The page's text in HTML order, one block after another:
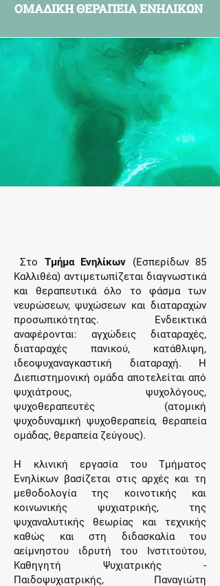
ΟΜΑΔΙΚΗ ΘΕΡΑΠΕΙΑ ΕΝΗΛΙΚΩΝ
Στο Τμήμα Ενηλίκων (Εσπερίδων 85
Καλλιθέα) αντιμετωπίζεται διαγνωστικά
και θεραπευτικά όλο το φάσμα των
νευρώσεων, ψυχώσεων και διαταραχών
προσωπικότητας. Ενδεικτικά
αναφέρονται: αγχώδεις διαταραχές,
διαταραχές πανικού, κατάθλιψη,
ιδεοψυχαναγκαστική διαταραχή. Η
Διεπιστημονική ομάδα αποτελείται από
ψυχιάτρους, ψυχολόγους,
ψυχοθεραπευτές (ατομική
ψυχοδυναμική ψυχοθεραπεία, θεραπεία
ομάδας, θεραπεία ζεύγους).
Η κλινική εργασία του Τμήματος
Ενηλίκων βασίζεται στις αρχές και τη
μεθοδολογία της κοινοτικής και
κοινωνικής ψυχιατρικής, της
ψυχαναλυτικής θεωρίας και τεχνικής
καθώς και στη διδασκαλία του
αείμνηστου ιδρυτή του Ινστιτούτου,
Καθηγητή Ψυχιατρικής -
Παιδοψυχιατρικής, Παναγιώτη